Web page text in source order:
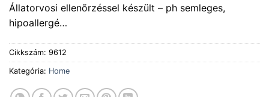
Állatorvosi ellenõrzéssel készült – ph semleges,
hipoallergé…
Cikkszám: 9612
Kategória: Home